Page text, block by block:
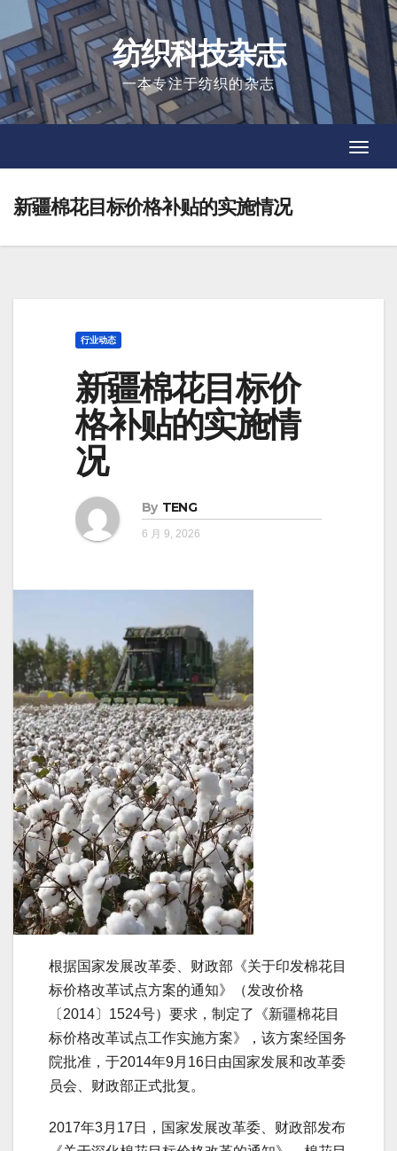
to
content
纺织科技杂志
一本专注于纺织的杂志
新疆棉花目标价格补贴的实施情况
行业动态
新疆棉花目标价
格补贴的实施情
况
By TENG
6 月 9, 2026
根据国家发展改革委、财政部《关于印发棉花目
标价格改革试点方案的通知》（发改价格
〔2014〕1524号）要求，制定了《新疆棉花目
标价格改革试点工作实施方案》，该方案经国务
院批准，于2014年9月16日由国家发展和改革委
员会、财政部正式批复。
2017年3月17日，国家发展改革委、财政部发布